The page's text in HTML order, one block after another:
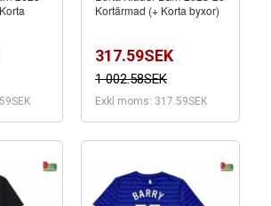
Kortärmad (+ Korta byxor)
317.59SEK
1 002.58SEK
Exkl moms: 317.59SEK